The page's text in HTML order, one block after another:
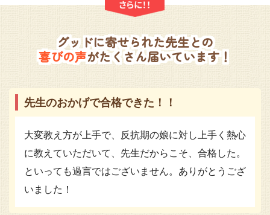
グッドに寄せられた先生との
喜びの声がたくさん届いています！
先生のおかげで合格できた！！
大変教え方が上手で、反抗期の娘に対し上手く熱心
に教えていただいて、先生だからこそ、合格した。
といっても過言ではございません。ありがとうござ
いました！